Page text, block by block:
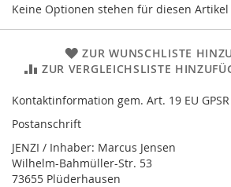
Produkte
-
Keine Optionen stehen für diesen
ZUR WUNSCHLISTE
ZUR VERGLEICHSLISTE
Kontaktinformation gem. Art. 19 EU GPSR
Postanschrift
JENZI / Inhaber: Marcus Jensen
Wilhelm-Bahmüller-Str. 53
73655 Plüderhausen